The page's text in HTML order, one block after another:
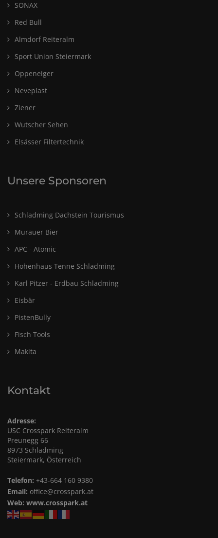
SONAX
Red Bull
Almdorf Reiteralm
Sport Union Steiermark
Oppeneiger
Neveplast
Ziener
Wutscher Sehen
Elsässer Filtertechnik
Unsere Sponsoren
Schladming Dachstein Tourismus
Murauer Bier
APC - Atomic
Hohenhaus Tenne Schladming
Karl Pitzer - Erdbau Schladming
Eisbär
PistenBully
Fisch Tools
Makita
Kontakt
Adresse:
USC Crosspark Reiteralm
Preunegg 66
8973 Schladming
Steiermark, Österreich
Telefon: +43-664 160 9380
Email: office@crosspark.at
Web: www.crosspark.at